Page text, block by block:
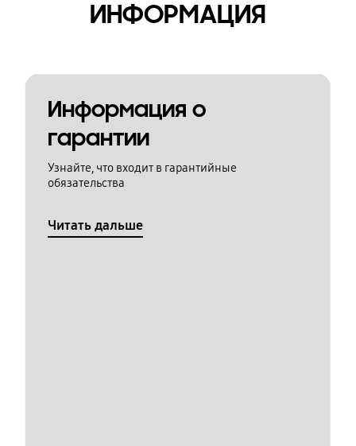
ИНФОРМАЦИЯ
Информация о
гарантии
Узнайте, что входит в гарантийные
обязательства
Читать дальше